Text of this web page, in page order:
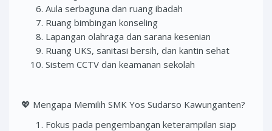
Aula serbaguna dan ruang ibadah
Ruang bimbingan konseling
Lapangan olahraga dan sarana kesenian
Ruang UKS, sanitasi bersih, dan kantin sehat
Sistem CCTV dan keamanan sekolah
💖 Mengapa Memilih SMK Yos Sudarso Kawunganten?
Fokus pada pengembangan keterampilan siap